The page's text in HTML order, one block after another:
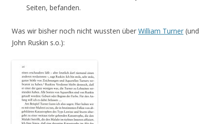
Seiten, befanden.
Was wir bisher noch nicht wussten über William Turner (und
John Ruskin s.o.):